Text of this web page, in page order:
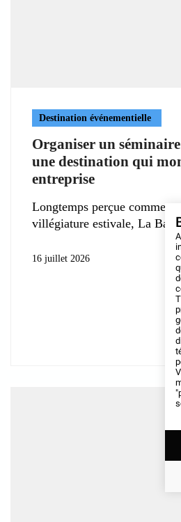
Destination événementielle
Organiser un
une destination qui
entreprise
Longtemps perçue comme
villégiature estivale, La Baule
16 juillet 2026